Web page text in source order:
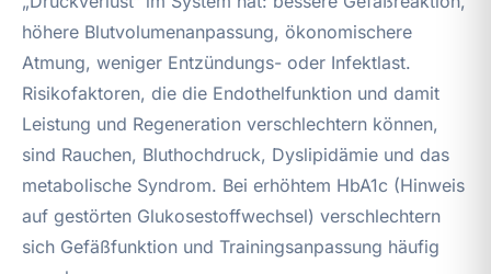
höhere Blutvolumenanpassung, ökonomischere
Atmung, weniger Entzündungs- oder Infektlast.
Risikofaktoren, die die Endothelfunktion und damit
Leistung und Regeneration verschlechtern können,
sind Rauchen, Bluthochdruck, Dyslipidämie und das
metabolische Syndrom. Bei erhöhtem HbA1c (Hinweis
auf gestörten Glukosestoffwechsel) verschlechtern
sich Gefäßfunktion und Trainingsanpassung häufig